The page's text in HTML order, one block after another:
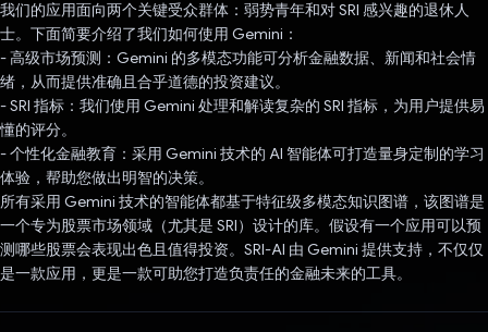
我们的应用面向两个关键受众群体：弱势青年和对 SRI 感兴趣的退休人
士。下面简要介绍了我们如何使用 Gemini：
- 高级市场预测：Gemini 的多模态功能可分析金融数据、新闻和社会情
绪，从而提供准确且合乎道德的投资建议。
- SRI 指标：我们使用 Gemini 处理和解读复杂的 SRI 指标，为用户提供易
懂的评分。
- 个性化金融教育：采用 Gemini 技术的 AI 智能体可打造量身定制的学习
体验，帮助您做出明智的决策。
所有采用 Gemini 技术的智能体都基于特征级多模态知识图谱，该图谱是
一个专为股票市场领域（尤其是 SRI）设计的库。假设有一个应用可以预
测哪些股票会表现出色且值得投资。SRI-AI 由 Gemini 提供支持，不仅仅
是一款应用，更是一款可助您打造负责任的金融未来的工具。